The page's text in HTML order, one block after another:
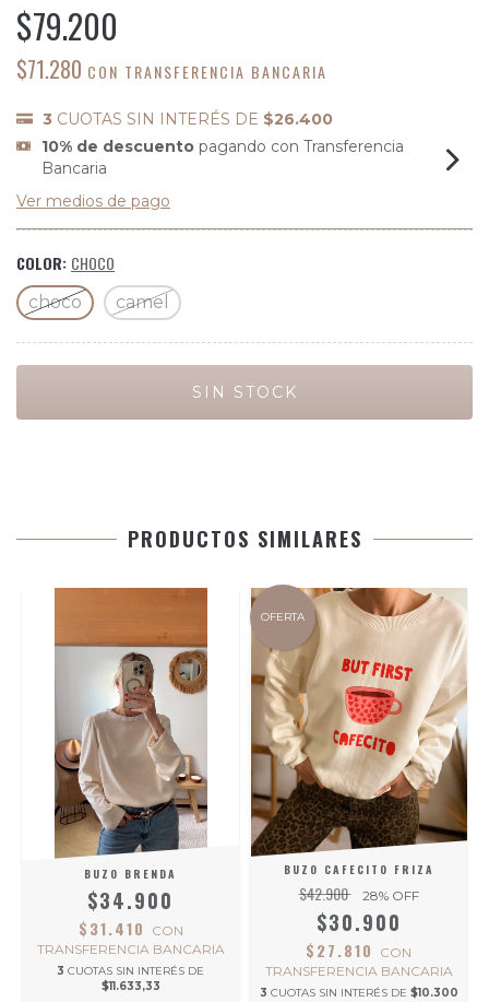
$79.200
$71.280 CON TRANSFERENCIA BANCARIA
3 CUOTAS SIN INTERÉS DE $26.400
10% de descuento pagando con Transferencia
Bancaria
Ver medios de pago
COLOR: CHOCO
choco camel
PRODUCTOS SIMILARES
BUZO BRENDA
$34.900
$31.410
CON
TRANSFERENCIA BANCARIA
3 CUOTAS SIN INTERÉS DE
$11.633,33
OFERTA
BUZO CAFECITO FRIZA
$42.900 28% OFF
$30.900
$27.810
CON
TRANSFERENCIA BANCARIA
3 CUOTAS SIN INTERÉS DE $10.300